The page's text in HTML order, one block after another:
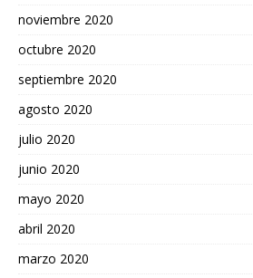
noviembre 2020
octubre 2020
septiembre 2020
agosto 2020
julio 2020
junio 2020
mayo 2020
abril 2020
marzo 2020